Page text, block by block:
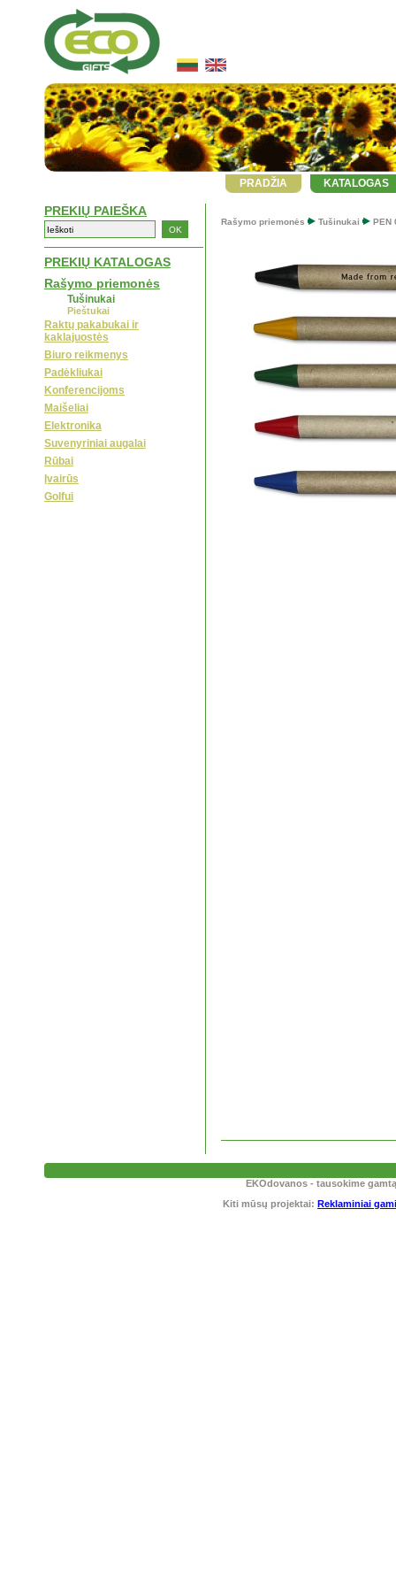
PRADŽIA KATALOGAS
PREKIŲ PAIEŠKA
PREKIŲ KATALOGAS
Rašymo priemonės
Tušinukai
Pieštukai
Raktų pakabukai ir
kaklajuostės
Biuro reikmenys
Padėkliukai
Konferencijoms
Maišeliai
Elektronika
Suvenyriniai augalai
Rūbai
Įvairūs
Golfui
Rašymo priemonės Tušinukai PEN
EKOdovanos - tausokime
Kiti mūsų projektai: Reklaminiai